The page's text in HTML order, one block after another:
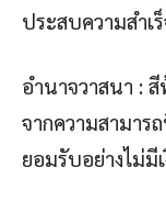
ประสบความสำเ
อำนาจวาสนา :
จากความสามาร
ยอมรับอย่างไม่มี